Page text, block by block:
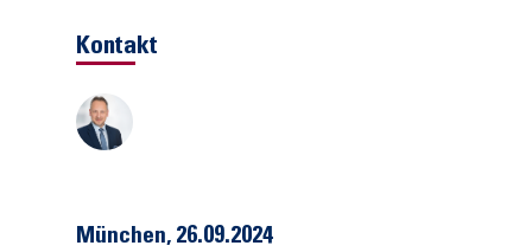
München, 26.09.2024
Kontakt